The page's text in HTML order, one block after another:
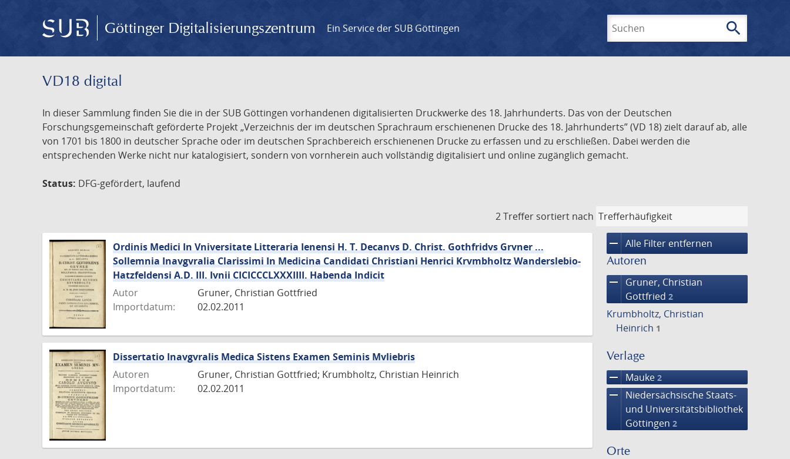
Göttinger Digitalisierungszentrum Ein Service der SUB Göttingen search
VD18 digital
In dieser Sammlung finden Sie die in der SUB Göttingen vorhandenen digitalisierten Druckwerke des 18. Jahrhunderts. Das von der Deutschen
Forschungsgemeinschaft geförderte Projekt „Verzeichnis der im deutschen Sprachraum erschienenen Drucke des 18. Jahrhunderts” (VD 18) zielt darauf ab, alle
von 1701 bis 1800 in deutscher Sprache oder im deutschen Sprachbereich erschienenen Drucke zu erfassen und zu erschließen. Dabei werden die
entsprechenden Werke nicht nur katalogisiert, sondern von vornherein auch vollständig digitalisiert und online zugänglich gemacht.
Status: DFG-gefördert, laufend
2 Treffer sortiert nach
remove Alle Filter entfernen
Autoren
remove
Gruner, Christian
Gottfried 2
Krumbholtz, Christian
Heinrich 1
Verlage
remove Mauke 2
remove
Niedersächsische Staats-
und Universitätsbibliothek
Göttingen 2
Orte
Ordinis Medici In Vniversitate Litteraria Ienensi H. T. Decanvs D. Christ. Gothfridvs Grvner ...
Sollemnia Inavgvralia Clarissimi In Medicina Candidati Christiani Henrici Krvmbholtz Wanderslebio-
Hatzfeldensi A.D. III. Ivnii CICICCCLXXXIIII. Habenda Indicit
Autor
Gruner, Christian Gottfried
Importdatum:
02.02.2011
Dissertatio Inavgvralis Medica Sistens Examen Seminis Mvliebris
Autoren
Gruner, Christian Gottfried; Krumbholtz, Christian Heinrich
Importdatum:
02.02.2011